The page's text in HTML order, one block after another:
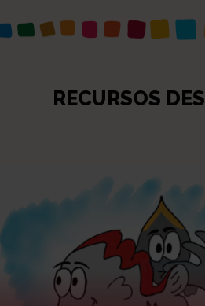
RECURSOS